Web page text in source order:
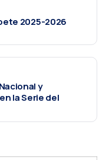
2025-2026
y
la Serie del